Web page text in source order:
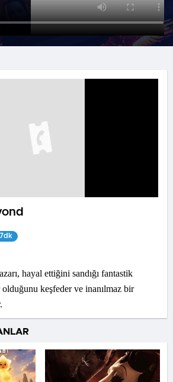
hayal ettiğini sandığı fantastik
olduğunu keşfeder ve inanılmaz bir